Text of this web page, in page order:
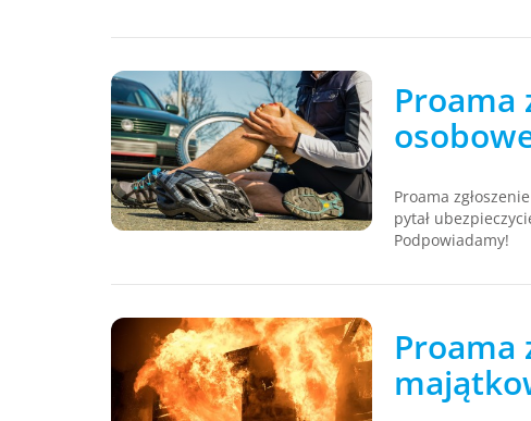
Proama
Proama
pytał
Podpowiadamy!
Proama